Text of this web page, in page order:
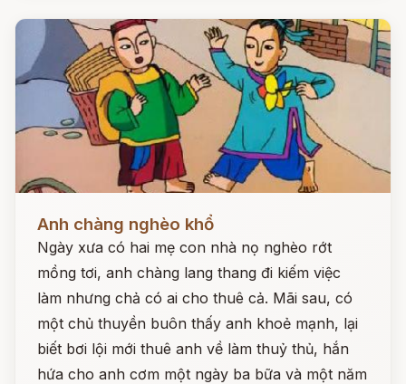
Anh chàng nghèo khổ
Ngày xưa có hai mẹ con nhà nọ nghèo rớt
mồng tơi, anh chàng lang thang đi kiếm việc
làm nhưng chả có ai cho thuê cả. Mãi sau, có
một chủ thuyền buôn thấy anh khoẻ mạnh, lại
biết bơi lội mới thuê anh về làm thuỷ thủ, hắn
hứa cho anh cơm một ngày ba bữa và một năm